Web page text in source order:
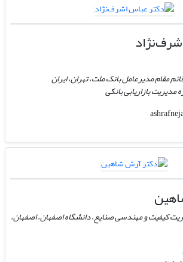
مقام مدیرعامل بانک ملت، تهران، ایران
بازاریابی بانکی
کیفیت و مهندسی صنایع، دانشگاه اصفهان، اصفهان،